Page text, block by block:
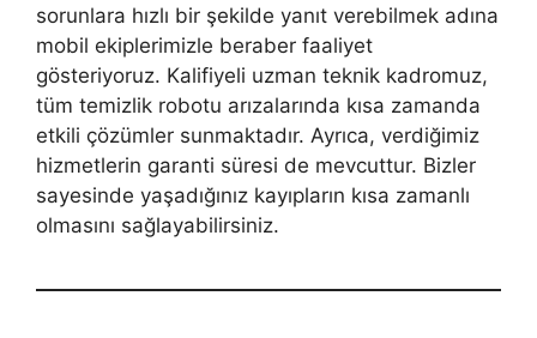
sorunlara hızlı bir şekilde yanıt verebilmek adına
mobil ekiplerimizle beraber faaliyet
gösteriyoruz. Kalifiyeli uzman teknik kadromuz,
tüm temizlik robotu arızalarında kısa zamanda
etkili çözümler sunmaktadır. Ayrıca, verdiğimiz
hizmetlerin garanti süresi de mevcuttur. Bizler
sayesinde yaşadığınız kayıpların kısa zamanlı
olmasını sağlayabilirsiniz.